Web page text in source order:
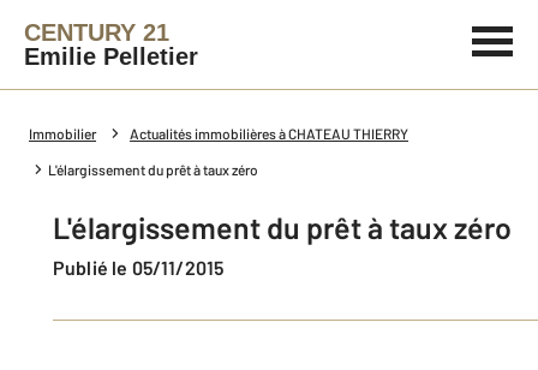
CENTURY 21
Emilie Pelletier
Immobilier Actualités immobilières à CHATEAU THIERRY
L'élargissement du prêt à taux zéro
L'élargissement du prêt à taux zéro
Publié le 05/11/2015